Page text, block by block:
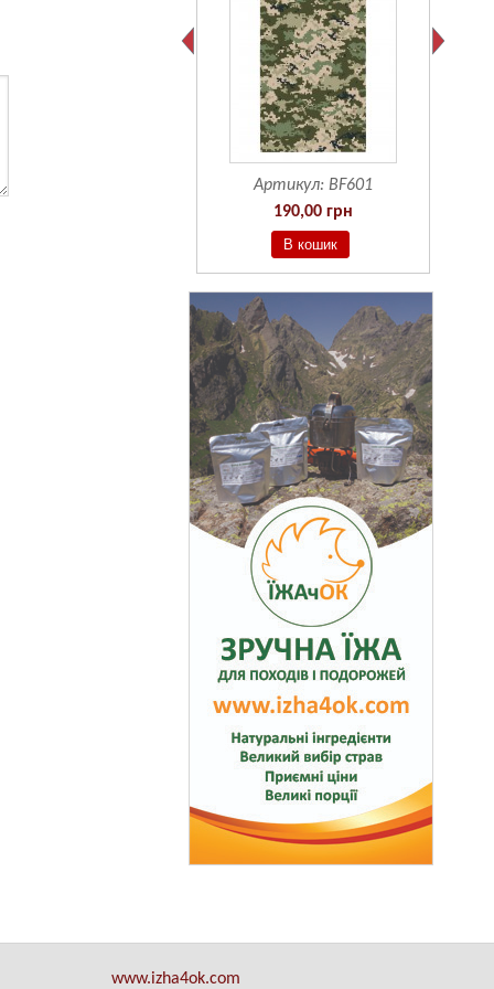
Артикул: BF601
190,00 грн
www.izha4ok.com